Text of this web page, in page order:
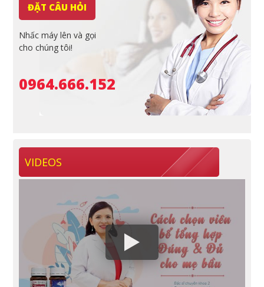
0964.666.152
ĐẶT CÂU HỎI
Nhấc máy lên và gọi
cho chúng tôi!
VIDEOS